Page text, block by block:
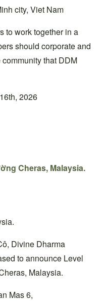
city, Viet Nam
to work together in a
should corporate and
that DDM
2026
Cheras, Malaysia.
Divine Dharma
to announce Level
Malaysia.
Mas 6,